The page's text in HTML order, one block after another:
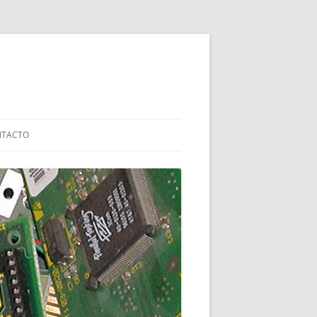
EN BURKINA
ETSINF 2021
MORATO –
RAEE
SOLVENTAR PROBLEMAS CON EL
BOOT